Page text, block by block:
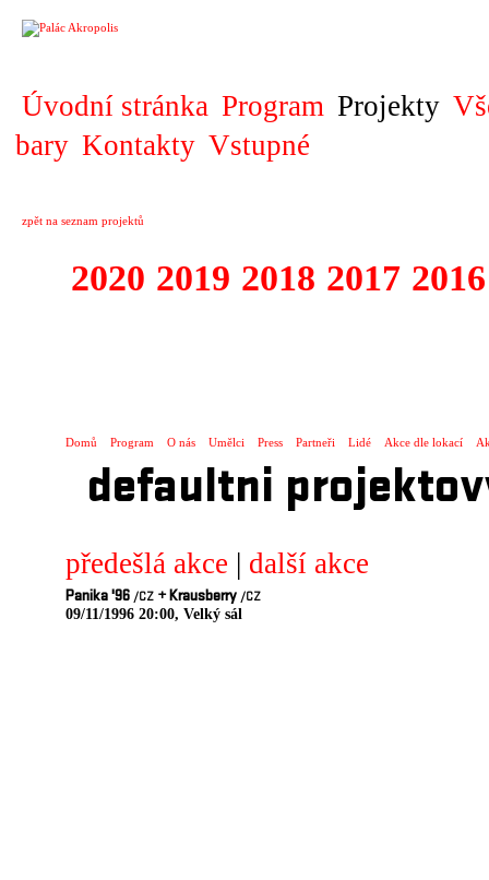
Úvodní stránka Program Projekty
bary Kontakty Vstupné
zpět na seznam projektů
2020 2019 2018 2017 2016
Domů Program O nás Umělci Press Partneři Lidé Akce dle lokací
defaultni
předešlá akce | další akce
Panika '96 /CZ +Krausberry /CZ
09/11/1996 20:00, Velký sál